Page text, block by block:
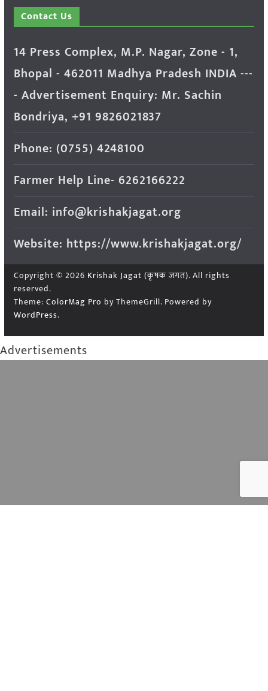
Contact Us
14 Press Complex, M.P. Nagar, Zone - 1,
Bhopal - 462011 Madhya Pradesh INDIA ---
- Advertisement Enquiry: Mr. Sachin
Bondriya, +91 9826021837
Phone: (0755) 4248100
Farmer Help Line- 6262166222
Email: info@krishakjagat.org
Website: https://www.krishakjagat.org/
Copyright © 2026 Krishak Jagat (कृषक जगत). All rights
reserved.
Theme: ColorMag Pro by ThemeGrill. Powered by
WordPress.
Advertisements